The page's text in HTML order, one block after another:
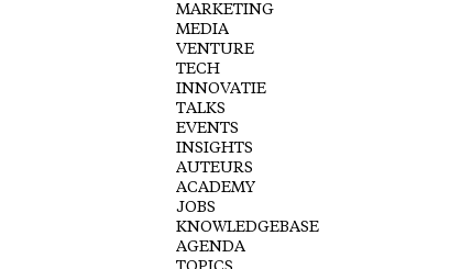
MARKETING
MEDIA
VENTURE
TECH
INNOVATIE
TALKS
EVENTS
INSIGHTS
AUTEURS
ACADEMY
JOBS
KNOWLEDGEBASE
AGENDA